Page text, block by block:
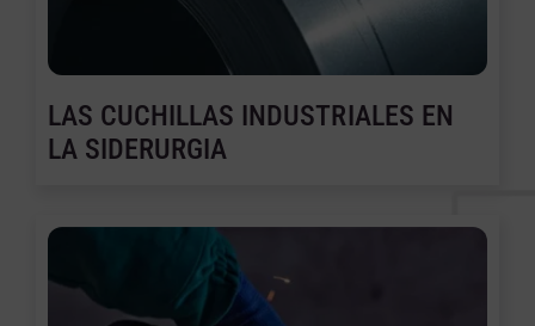
LAS CUCHILLAS INDUSTRIALES EN
LA SIDERURGIA